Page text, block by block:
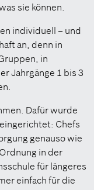
sie können.
individuell – und
an, denn in
in
Jahrgänge 1 bis 3
Dafür wurde
Chefs
genauso wie
in der
für längeres
einfach für die